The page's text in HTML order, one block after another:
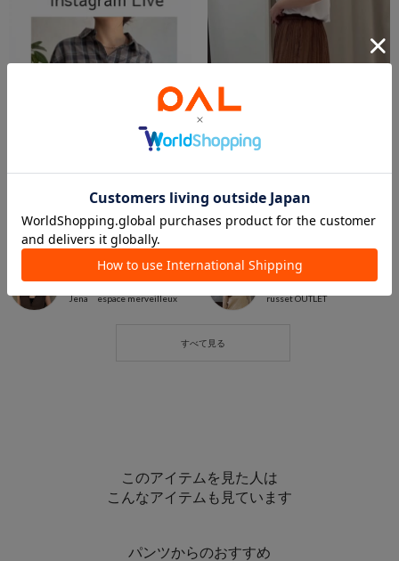
2026.08.05
8/4（火）インスタライブご紹介アイテム
神戸三田店
Jena espace merveilleux
【WEB限定】クリンクルギャザースカート✨
monchan
札幌北広島店
russet OUTLET
このアイテムを見た人は
こんなアイテムも見ています
パンツからのおすすめ